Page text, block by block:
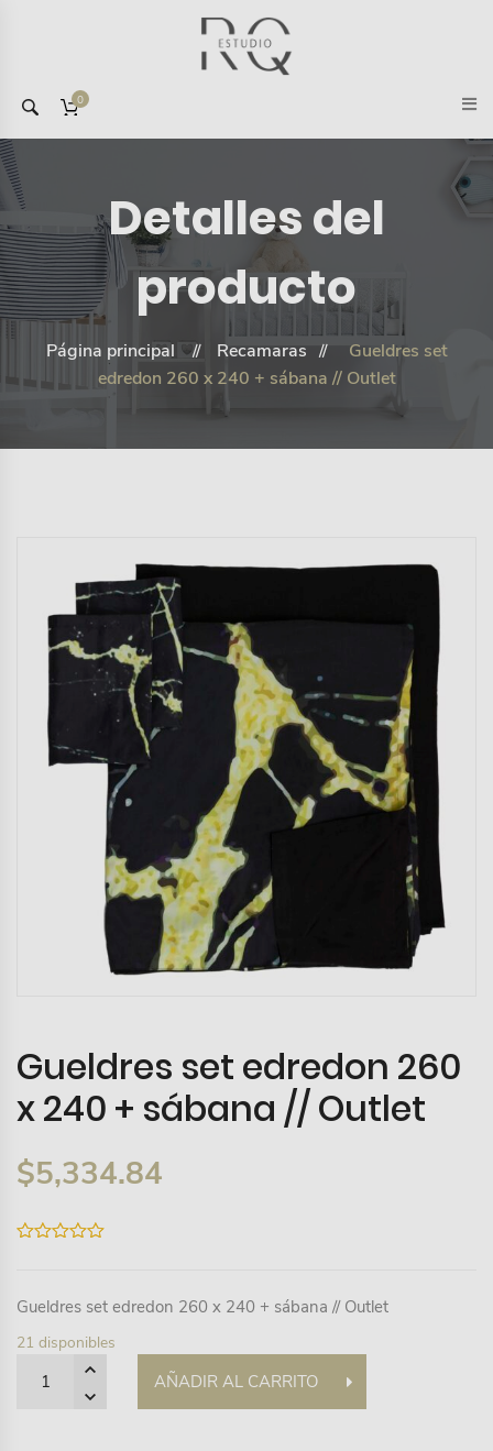
0
Detalles del
producto
Página principal Recamaras
Gueldres set
edredon 260 x 240 + sábana // Outlet
Gueldres set edredon 260
x 240 + sábana // Outlet
$5,334.84
5
Gueldres set edredon 260 x 240 + sábana // Outlet
21 disponibles
AÑADIR AL CARRITO